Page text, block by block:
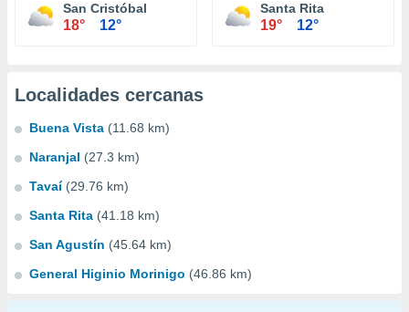
San Cristóbal
18° 12°
Santa Rita
19° 12°
Localidades cercanas
Buena Vista (11.68 km)
Naranjal (27.3 km)
Tavaí (29.76 km)
Santa Rita (41.18 km)
San Agustín (45.64 km)
General Higinio Morinigo (46.86 km)